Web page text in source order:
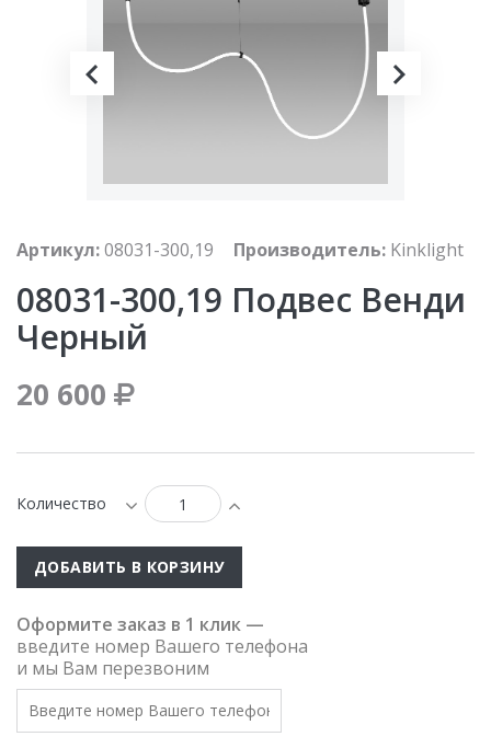
Артикул:08031-300,19 Производитель: Kinklight
08031-300,19 Подвес Венди
Черный
20 600
Количество
ДОБАВИТЬ В КОРЗИНУ
Оформите заказ в 1 клик —
введите номер Вашего телефона
и мы Вам перезвоним